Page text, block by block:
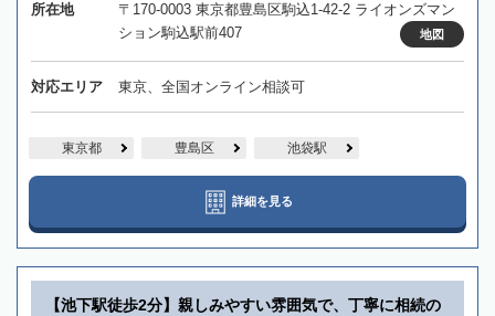
所在地
〒170-0003 東京都豊島区駒込1-42-2 ライオンズマン
ション駒込駅前407
地図
対応エリア 東京、全国オンライン相談可
東京都 豊島区 池袋駅
詳細を見る
【池下駅徒歩2分】親しみやすい雰囲気で、丁寧に相続の